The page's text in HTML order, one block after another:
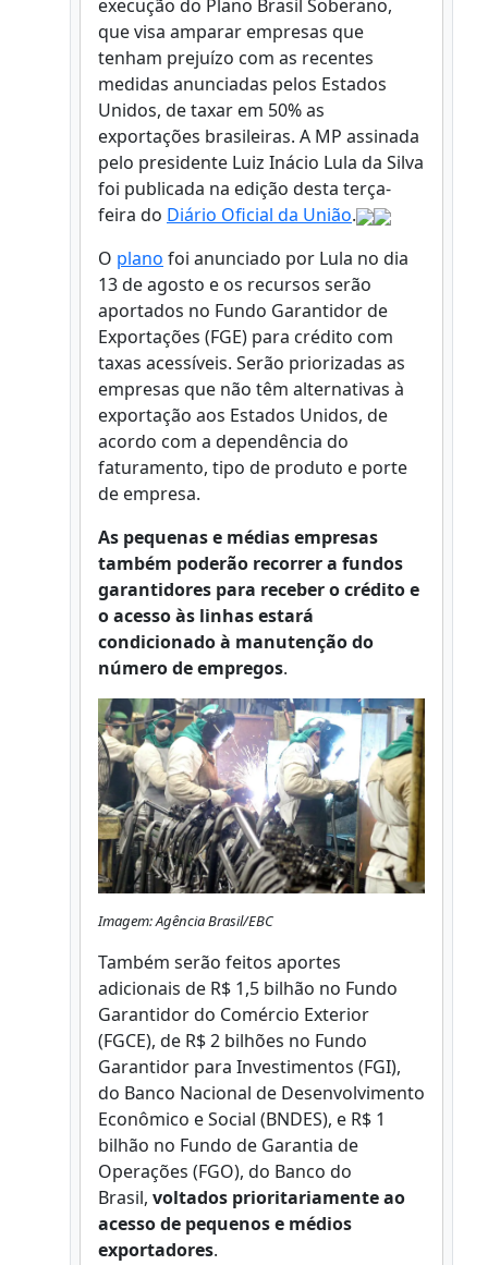
execução do Plano Brasil Soberano,
que visa amparar empresas que
tenham prejuízo com as recentes
medidas anunciadas pelos Estados
Unidos, de taxar em 50% as
exportações brasileiras. A MP assinada
pelo presidente Luiz Inácio Lula da Silva
foi publicada na edição desta terça-
feira do Diário Oficial da União.
O plano foi anunciado por Lula no dia
13 de agosto e os recursos serão
aportados no Fundo Garantidor de
Exportações (FGE) para crédito com
taxas acessíveis. Serão priorizadas as
empresas que não têm alternativas à
exportação aos Estados Unidos, de
acordo com a dependência do
faturamento, tipo de produto e porte
de empresa.
As pequenas e médias empresas
também poderão recorrer a fundos
garantidores para receber o crédito e
o acesso às linhas estará
condicionado à manutenção do
número de empregos.
Imagem: Agência Brasil/EBC
Também serão feitos aportes
adicionais de R$ 1,5 bilhão no Fundo
Garantidor do Comércio Exterior
(FGCE), de R$ 2 bilhões no Fundo
Garantidor para Investimentos (FGI),
do Banco Nacional de Desenvolvimento
Econômico e Social (BNDES), e R$ 1
bilhão no Fundo de Garantia de
Operações (FGO), do Banco do
Brasil, voltados prioritariamente ao
acesso de pequenos e médios
exportadores.